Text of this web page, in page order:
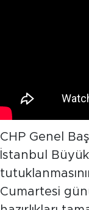
CHP Genel
İstanbul
Cumartesi